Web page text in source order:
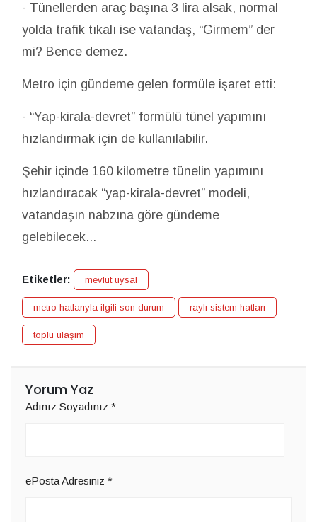
- Tünellerden araç başına 3 lira alsak, normal
yolda trafik tıkalı ise vatandaş, “Girmem” der
mi? Bence demez.
Metro için gündeme gelen formüle işaret etti:
- “Yap-kirala-devret” formülü tünel yapımını
hızlandırmak için de kullanılabilir.
Şehir içinde 160 kilometre tünelin yapımını
hızlandıracak “yap-kirala-devret” modeli,
vatandaşın nabzına göre gündeme
gelebilecek...
Etiketler: mevlüt uysal
metro hatlarıyla ilgili son durum raylı sistem hatları
toplu ulaşım
Yorum Yaz
Adınız Soyadınız *
ePosta Adresiniz *